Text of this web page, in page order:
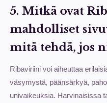
5. Mitkä ovat
mahdolliset
mitä tehdä, jos
Ribaviriini voi aiheuttaa
väsymystä, päänsärkyä,
univaikeuksia. Harvinaisissa